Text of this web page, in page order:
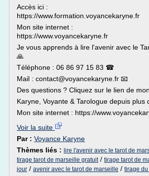
Accès ici :
https://www.formation.voyancekaryne.fr
Mon site internet :
https://www.voyancekaryne.fr
Je vous apprends à lire l'avenir avec le
🙏
Téléphone : 06 86 97 15 83 ☎
Mail : contact@voyancekaryne.fr 📧
Des questions ? Cliquez sur le lien de
Karyne, Voyante & Tarologue depuis plus
Mon site internet : https://
Voir la suite
Par : Voyance Karyne
Thèmes liés : lire l'avenir avec le tarot de
tirage tarot de marseille gratuit/ tirage tarot de
jour / avenir avec le tarot de marseille / tirage